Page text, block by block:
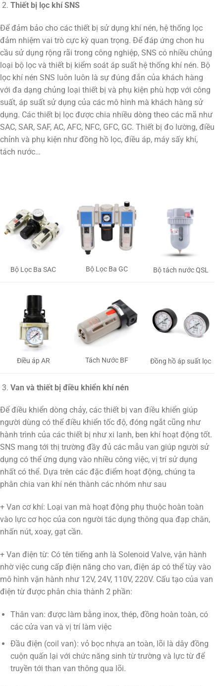
Thiết bị lọc khí SNS
Để đảm bảo cho các thiết bị sử dụng khí nén, hệ thống lọc
đảm nhiệm vai trò cực kỳ quan trọng. Để đáp ứng chon hu
cầu sử dụng rộng rãi trong công nghiệp, SNS có nhiều chủng
loại bộ lọc và thiết bị kiểm soát áp suất hệ thống khí nén. Bộ
lọc khí nén SNS luôn luôn là sự đúng đắn của khách hàng
với đa dạng chủng loại thiết bị và phụ kiện phù hợp với công
suất, áp suất sử dụng của các mô hình mà khách hàng sử
dụng. Các thiết bị lọc được chia nhiều dòng theo các mã như
SAC, SAR, SAF, AC, AFC, NFC, GFC, GC. Thiết bị đo lường, điều
chỉnh và phụ kiện như đồng hồ lọc, điều áp, máy sấy khí,
tách nước…
Bộ Lọc Ba SAC Bộ Lọc Ba GC Bộ tách nước QSL
Điều áp AR Tách Nước BF Đồng hồ áp suất lọc
Van và thiết bị điều khiển khí nén
Để điều khiển dòng chảy, các thiết bị van điều khiển giúp
người dùng có thể điều khiển tốc độ, đóng ngắt cũng như
hành trình của các thiết bị như xi lanh, ben khí hoạt động tốt.
SNS mang tới thị trường đầy đủ các mẫu van giúp người sử
dụng có thể ứng dụng vào nhiều công việc, vị trí sử dụng
nhất có thể. Dựa trên các đặc điểm hoạt động, chúng ta
phân chia van khí nén thành các nhóm như sau
+ Van cơ khí: Loại van mà hoạt động phụ thuộc hoàn toàn
vào lực cơ học của con người tác dụng thông qua đạp chân,
nhấn nút, xoay, gạt cần.
+ Van điện từ: Có tên tiếng anh là Solenoid Valve, vận hành
nhờ việc cung cấp điện năng cho van, điện áp có thể tùy vào
mô hình vận hành như 12V, 24V, 110V, 220V. Cấu tạo của van
điện từ được phân chia thành 2 phần:
Thân van: được làm bằng inox, thép, đồng hoàn toàn, có
các cửa van và vị trí làm việc
Đầu điện (coil van): vỏ bọc nhựa an toàn, lõi là dây đồng
cuộn quấn lại với chức năng sinh từ trường và lực từ để
truyền tới than van thông qua lõi.